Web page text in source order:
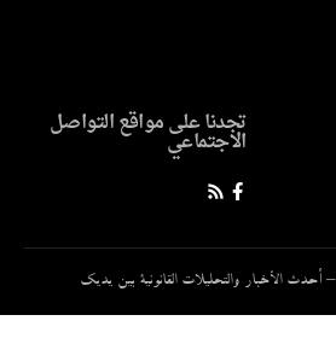
تجدنا على مواقع التواصل
الاجتماعي
والتحليلات القانونية بين يديك